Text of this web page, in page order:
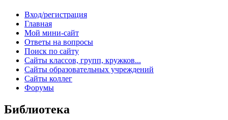
Вход/регистрация
Главная
Мой мини-сайт
Ответы на вопросы
Поиск по сайту
Сайты классов, групп, кружков...
Сайты образовательных учреждений
Сайты коллег
Форумы
Библиотека